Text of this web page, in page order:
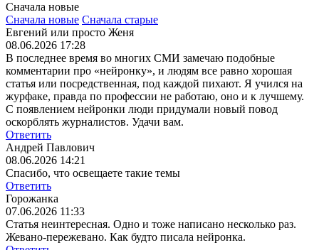
Сначала новые
Сначала новые Сначала старые
Евгений или просто Женя
08.06.2026 17:28
В последнее время во многих СМИ замечаю подобные
комментарии про «нейронку», и людям все равно хорошая
статья или посредственная, под каждой пихают. Я учился на
журфаке, правда по профессии не работаю, оно и к лучшему.
С появлением нейронки люди придумали новый повод
оскорблять журналистов. Удачи вам.
Ответить
Андрей Павлович
08.06.2026 14:21
Спасибо, что освещаете такие темы
Ответить
Горожанка
07.06.2026 11:33
Статья неинтересная. Одно и тоже написано несколько раз.
Жевано-пережевано. Как будто писала нейронка.